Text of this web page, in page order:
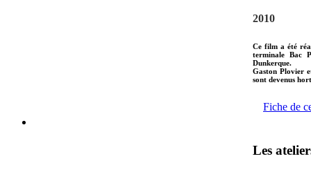
2010
Ce film a été
terminale Bac
Dunkerque.
Gaston Plovier
sont devenus
Fiche de
Les